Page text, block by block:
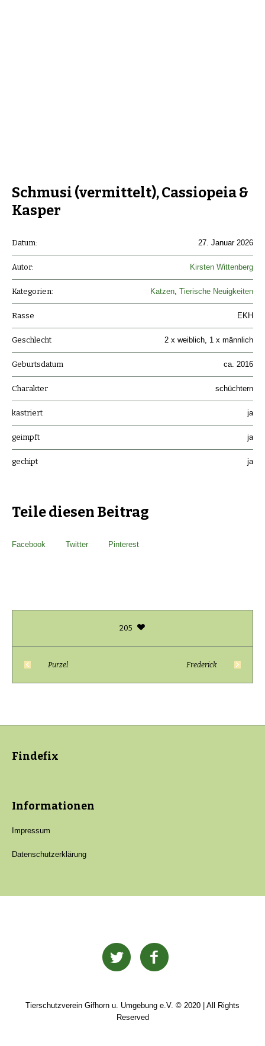
Schmusi (vermittelt), Cassiopeia &
Kasper
Datum: 27. Januar 2026
Autor: Kirsten Wittenberg
Kategorien: Katzen Tierische Neuigkeiten
Rasse EKH
Geschlecht 2 x weiblich, 1 x männlich
Geburtsdatum ca. 2016
Charakter schüchtern
kastriert ja
geimpft ja
gechipt ja
Teile diesen Beitrag
Facebook Twitter Pinterest
205
Purzel Frederick
Findefix
Informationen
Impressum
Datenschutzerklärung
Tierschutzverein Gifhorn u. Umgebung e.V. © 2020 | All Rights
Reserved